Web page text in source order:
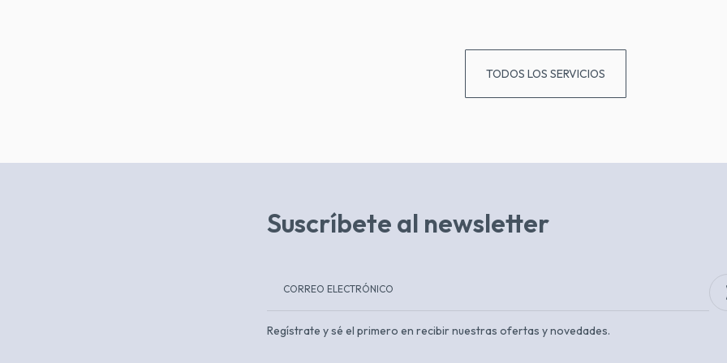
TODOS LOS SERVICIOS
Suscríbete al newsletter
Regístrate y sé el primero en recibir nuestras ofertas y novedades.